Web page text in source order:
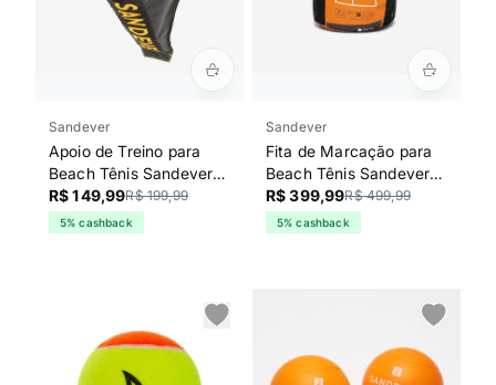
Sandever
Apoio de Treino para
Beach Tênis Sandever
Preto
R$ 149,99R$ 199,99
5% cashback
Sandever
Fita de Marcação para
Beach Tênis Sandever
Preta
R$ 399,99R$ 499,99
5% cashback